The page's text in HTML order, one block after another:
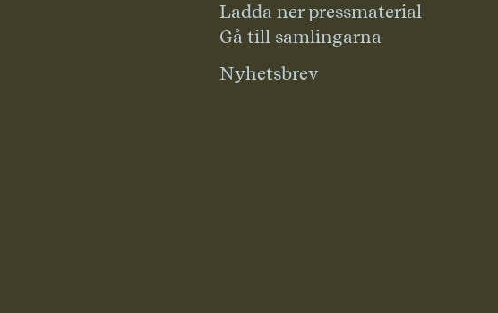
Ladda ner pressmaterial
Gå till samlingarna
Nyhetsbrev